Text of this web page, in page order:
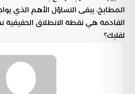
المطابخ، يبقى التساؤل الأهم الذي
القادمة هي نقطة الانطلاق الحقيقية
لقلبك؟